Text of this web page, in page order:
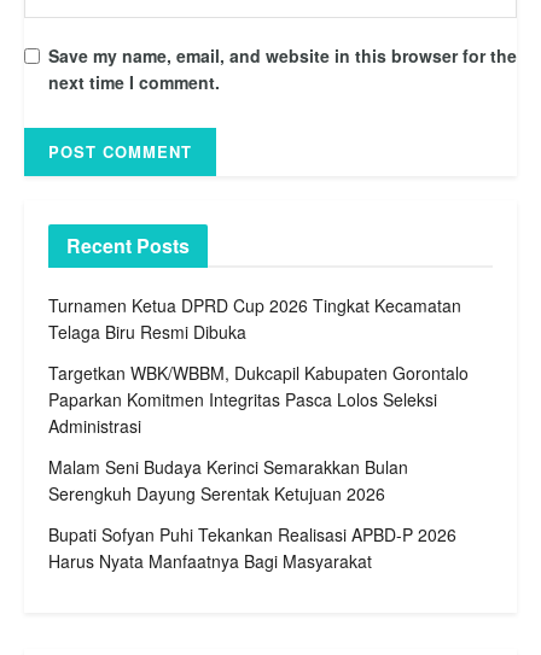
Save my name, email, and website in this browser for the
next time I comment.
Recent Posts
Turnamen Ketua DPRD Cup 2026 Tingkat Kecamatan
Telaga Biru Resmi Dibuka
Targetkan WBK/WBBM, Dukcapil Kabupaten Gorontalo
Paparkan Komitmen Integritas Pasca Lolos Seleksi
Administrasi
Malam Seni Budaya Kerinci Semarakkan Bulan
Serengkuh Dayung Serentak Ketujuan 2026
Bupati Sofyan Puhi Tekankan Realisasi APBD-P 2026
Harus Nyata Manfaatnya Bagi Masyarakat